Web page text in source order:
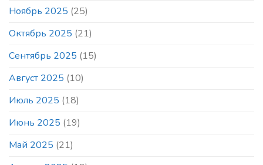
Ноябрь 2025 (25)
Октябрь 2025 (21)
Сентябрь 2025 (15)
Август 2025 (10)
Июль 2025 (18)
Июнь 2025 (19)
Май 2025 (21)